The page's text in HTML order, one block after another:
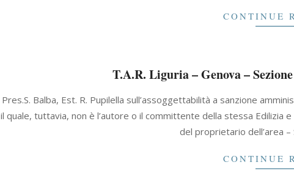
CONTINUE
T.A.R. Liguria – Genova –
07-
05
Pres.S. Balba, Est. R. Pupilella sull’assoggettabilità a sanzione
il quale, tuttavia, non è l’autore o il committente della stessa Edilizia
del proprietario dell’area
CONTINUE